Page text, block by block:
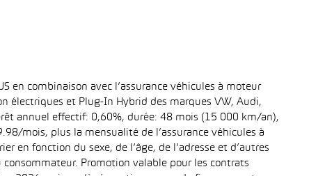
en combinaison avec l’assurance véhicules à moteur
électriques et Plug-In Hybrid des marques VW, Audi,
annuel effectif: 0,60%, durée: 48 mois (15 000 km/an),
mois, plus la mensualité de l’assurance véhicules à
en fonction du sexe, de l’âge, de l’adresse et d’autres
Promotion valable pour les contrats